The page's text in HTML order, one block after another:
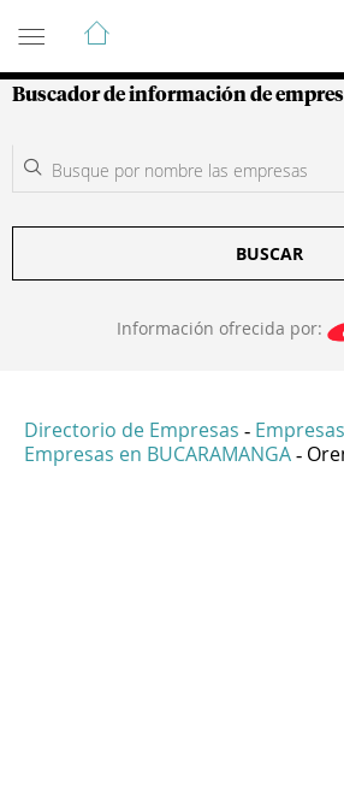
Guía de Empresas
Buscador de información de
BUSCAR
Información ofrecida por:
Directorio de Empresas -
Empresas en BUCARAMANGA -